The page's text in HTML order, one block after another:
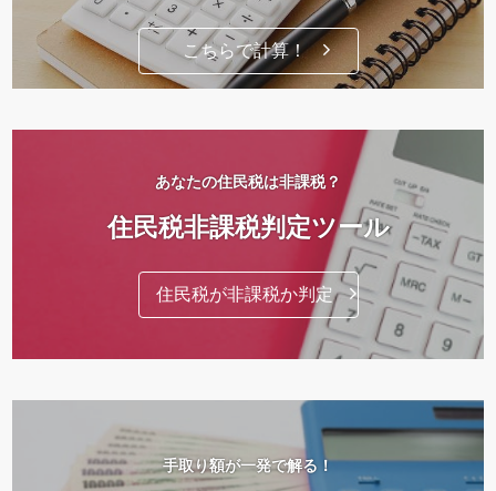
こちらで計算！
あなたの住民税は非課税？
住民税非課税判定ツール
住民税が非課税か判定
手取り額が一発で解る！